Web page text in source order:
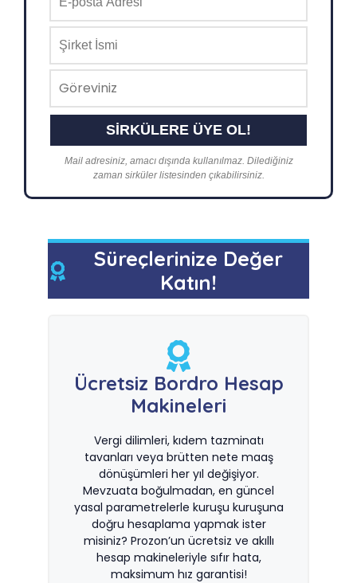
Mail adresiniz, amacı dışında kullanılmaz. Dilediğiniz
zaman sirküler listesinden çıkabilirsiniz.
Süreçlerinize Değer
Katın!
Ücretsiz Bordro Hesap
Makineleri
Vergi dilimleri, kıdem tazminatı
tavanları veya brütten nete maaş
dönüşümleri her yıl değişiyor.
Mevzuata boğulmadan, en güncel
yasal parametrelerle kuruşu kuruşuna
doğru hesaplama yapmak ister
misiniz? Prozon’un ücretsiz ve akıllı
hesap makineleriyle sıfır hata,
maksimum hız garantisi!